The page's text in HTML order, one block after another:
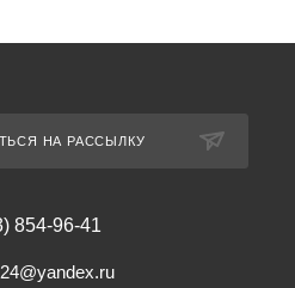
НА РАССЫЛКУ
854-96-41